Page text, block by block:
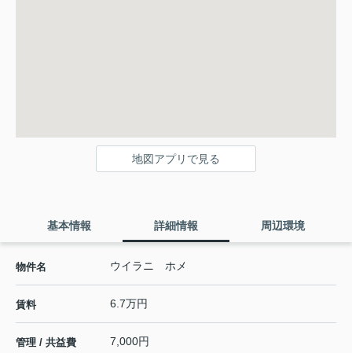
地図アプリで見る
基本情報 詳細情報 周辺環境
物件名 ウイラニ ホメ
賃料 6.7万円
管理 / 共益費 7,000円